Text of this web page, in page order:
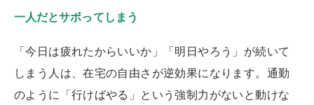
一人だとサボってしまう
「今日は疲れたからいいか」「明日やろう」が続いて
しまう人は、在宅の自由さが逆効果になります。通勤
のように「行けばやる」という強制力がないと動けな